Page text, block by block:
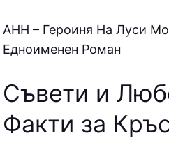
АНН – Героиня На Луси
Едноименен Роман
Съвети и
Факти за